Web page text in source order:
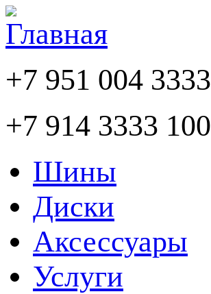
+7 951 004 3333
+7 914 3333 100
Шины
Диски
Аксессуары
Услуги